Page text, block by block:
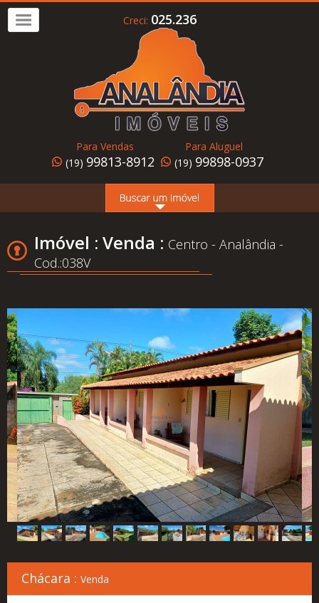
Alugar
Home
Somos
Conheça
seu
Imóvel
Simulador
Financeiro
Localização
Contato
Creci: 025.236
Para Vendas
(19) 99813-8912
Para Aluguel
(19) 99898-0937
Imóvel : Venda : Centro - Analândia -
Cod.:038V
Chácara : Venda